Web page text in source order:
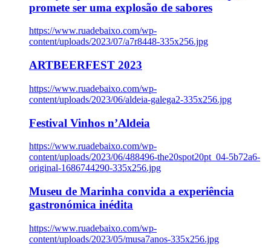
promete ser uma explosão de sabores
https://www.ruadebaixo.com/wp-
content/uploads/2023/07/a7r8448-335x256.jpg
ARTBEERFEST 2023
https://www.ruadebaixo.com/wp-
content/uploads/2023/06/aldeia-galega2-335x256.jpg
Festival Vinhos n’Aldeia
https://www.ruadebaixo.com/wp-
content/uploads/2023/06/488496-the20spot20pt_04-5b72a6-
original-1686744290-335x256.jpg
Museu de Marinha convida a experiência
gastronómica inédita
https://www.ruadebaixo.com/wp-
content/uploads/2023/05/musa7anos-335x256.jpg